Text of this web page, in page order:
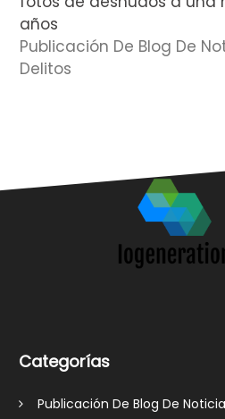
años
Publicación De Blog De
Delitos
Categorías
Publicación De Blog De